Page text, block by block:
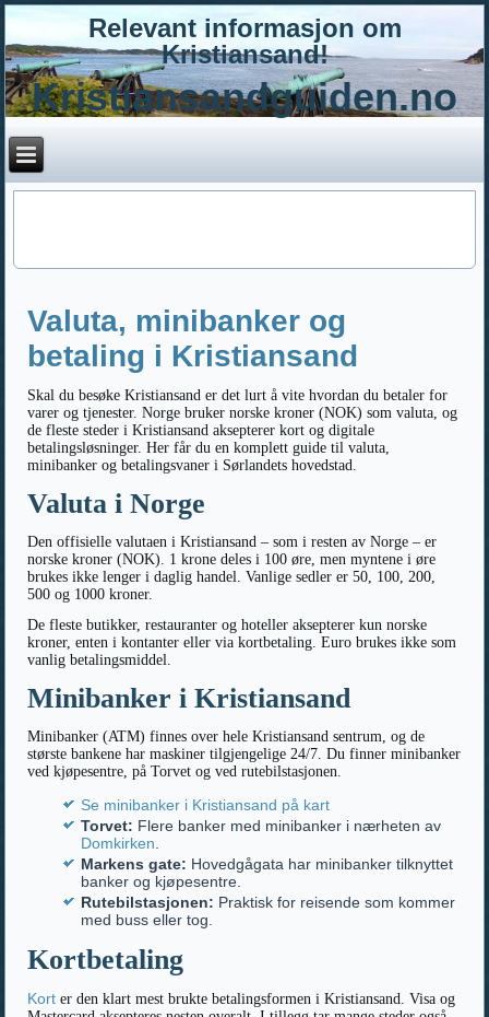
Relevant informasjon om
Kristiansand!
Kristiansandguiden.no
Valuta, minibanker og
betaling i Kristiansand
Skal du besøke Kristiansand er det lurt å vite hvordan du betaler for
varer og tjenester. Norge bruker norske kroner (NOK) som valuta, og
de fleste steder i Kristiansand aksepterer kort og digitale
betalingsløsninger. Her får du en komplett guide til valuta,
minibanker og betalingsvaner i Sørlandets hovedstad.
Valuta i Norge
Den offisielle valutaen i Kristiansand – som i resten av Norge – er
norske kroner (NOK). 1 krone deles i 100 øre, men myntene i øre
brukes ikke lenger i daglig handel. Vanlige sedler er 50, 100, 200,
500 og 1000 kroner.
De fleste butikker, restauranter og hoteller aksepterer kun norske
kroner, enten i kontanter eller via kortbetaling. Euro brukes ikke som
vanlig betalingsmiddel.
Minibanker i Kristiansand
Minibanker (ATM) finnes over hele Kristiansand sentrum, og de
største bankene har maskiner tilgjengelige 24/7. Du finner minibanker
ved kjøpesentre, på Torvet og ved rutebilstasjonen.
Se minibanker i Kristiansand på kart
Torvet: Flere banker med minibanker i nærheten av
Domkirken
Markens gate: Hovedgågata har minibanker tilknyttet
banker og kjøpesentre.
Rutebilstasjonen: Praktisk for reisende som kommer
med buss eller tog.
Kortbetaling
Kort er den klart mest brukte betalingsformen i Kristiansand. Visa og